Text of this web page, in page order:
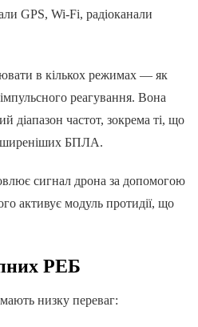
GPS, Wi-Fi, радіоканали
в кількох режимах — як
реагування. Вона
діапазон частот, зокрема ті, що
БПЛА.
сигнал дрона за допомогою
активує модуль протидії, що
РЕБ
низку переваг: